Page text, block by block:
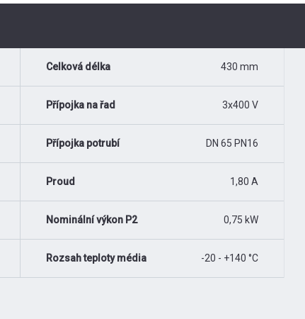
Celková délka 430 mm
Přípojka na řad 3x400 V
Přípojka potrubí DN 65 PN16
Proud 1,80 A
Nominální výkon P2 0,75 kW
Rozsah teploty média -20 - +140 °C